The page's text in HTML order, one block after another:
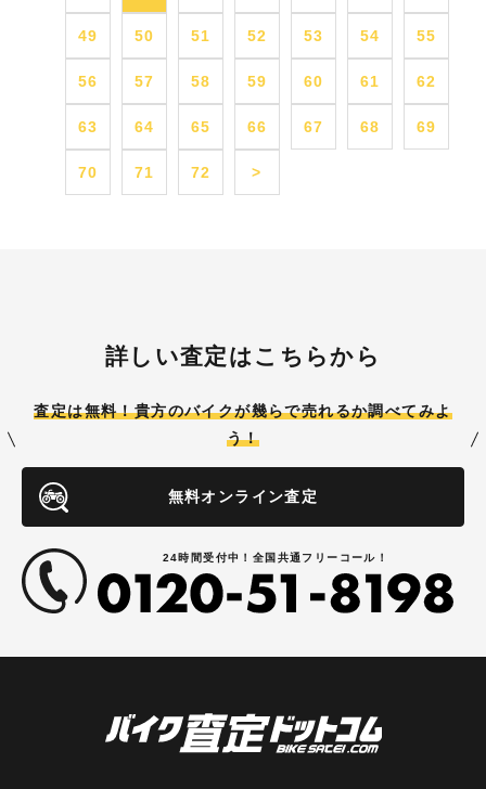
49 50 51 52 53 54 55
56 57 58 59 60 61 62
63 64 65 66 67 68 69
70 71 72 >
詳しい査定はこちらから
査定は無料！貴方のバイクが幾らで売れるか調べてみよ
う！
無料オンライン査定
24時間受付中！全国共通フリーコール！